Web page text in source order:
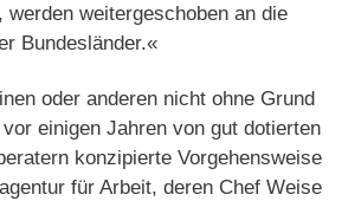
werden weitergeschoben an die
Bundesländer.«
oder anderen nicht ohne Grund
einigen Jahren von gut dotierten
konzipierte Vorgehensweise
für Arbeit, deren Chef Weise